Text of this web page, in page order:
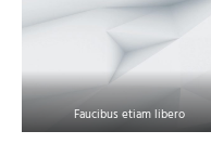
Faucibus etiam libero